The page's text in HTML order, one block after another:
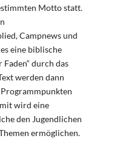
Motto statt.
Campnews und
eine biblische
durch das
werden dann
wird eine
den Jugendlichen
ermöglichen.